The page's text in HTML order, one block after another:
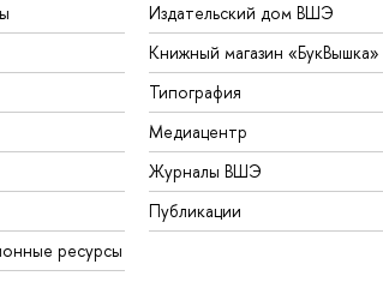
ресурсы
Издательский дом ВШЭ
Книжный магазин «БукВышка»
Типография
Медиацентр
Журналы ВШЭ
Публикации